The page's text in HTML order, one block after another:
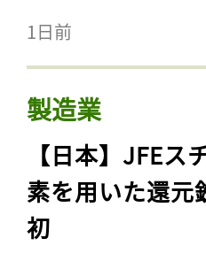
1日前
製造業
【日本】JFE
素を用いた還元
初